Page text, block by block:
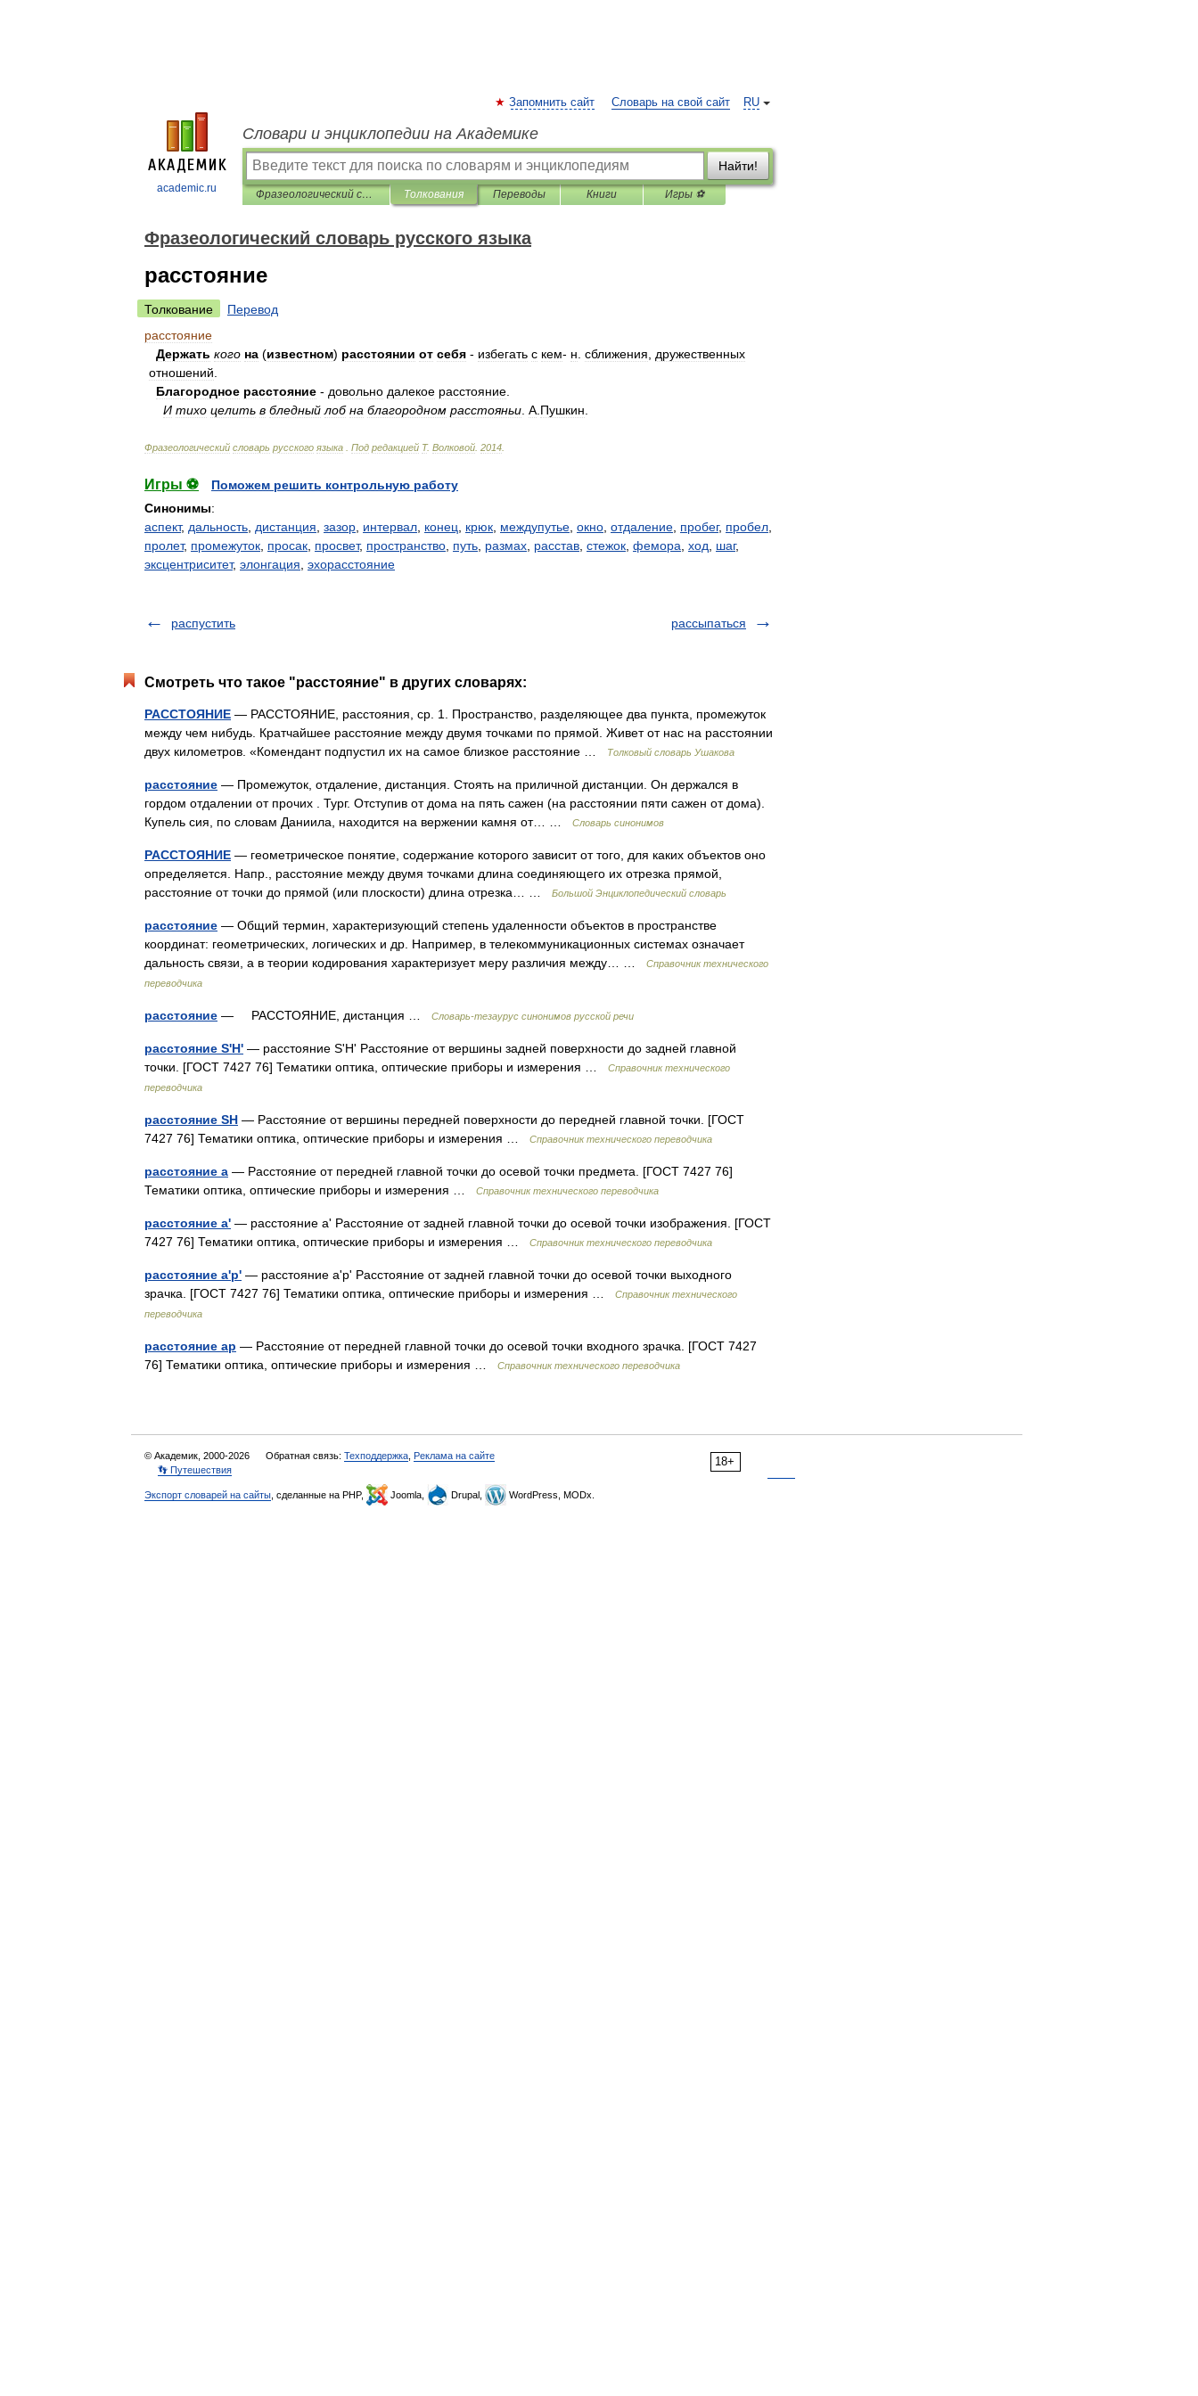
academic.ru
RU
Запомнить сайт Словарь на свой сайт
Словари и энциклопедии на Академике
Найти!
Фразеологический словарь русского языка Толкования Переводы Книги Игры ⚽
Фразеологический словарь русского языка
расстояние
Толкование
Перевод
расстояние
Держать кого на (известном) расстоянии от себя - избегать с кем- н сближения
дружественных
отношений
Благородное расстояние - довольно далекое расстояние
И тихо целить в бледный лоб на благородном расстояньи А Пушкин
Фразеологический словарь русского языка Под редакцией Т. Волковой 2014
Игры ⚽
Поможем решить контрольную работу
Синонимы:
аспект, дальность дистанция зазор интервал конец крюк междупутье окно отдаление пробег, пробел
пролет, промежуток просак просвет, пространство путь размах расстав стежок фемора ход шаг,
эксцентриситет, элонгация эхорасстояние
распустить рассыпаться
Смотреть что такое "расстояние" в других словарях:
РАССТОЯНИЕ — РАССТОЯНИЕ, расстояния, ср. 1. Пространство, разделяющее два пункта, промежуток
между чем нибудь. Кратчайшее расстояние между двумя точками по прямой. Живет от нас на расстоянии
двух километров. «Комендант подпустил их на самое близкое расстояние …
Толковый словарь Ушакова
расстояние — Промежуток, отдаление, дистанция. Стоять на приличной дистанции. Он держался в
гордом отдалении от прочих . Тург. Отступив от дома на пять сажен (на расстоянии пяти сажен от дома).
Купель сия, по словам Даниила, находится на вержении камня от… …
Словарь синонимов
РАССТОЯНИЕ — геометрическое понятие, содержание которого зависит от того, для каких объектов оно
определяется. Напр., расстояние между двумя точками длина соединяющего их отрезка прямой,
расстояние от точки до прямой (или плоскости) длина отрезка… …
Большой Энциклопедический словарь
расстояние — Общий термин, характеризующий степень удаленности объектов в пространстве
координат: геометрических, логических и др. Например, в телекоммуникационных системах означает
дальность связи, а в теории кодирования характеризует меру различия между… …
Справочник технического
переводчика
расстояние — РАССТОЯНИЕ, дистанция … Словарь-тезаурус синонимов русской речи
расстояние S'H' — расстояние S'H' Расстояние от вершины задней поверхности до задней главной
точки. [ГОСТ 7427 76] Тематики оптика, оптические приборы и измерения …
Справочник технического
переводчика
расстояние SH — Расстояние от вершины передней поверхности до передней главной точки. [ГОСТ
7427 76] Тематики оптика, оптические приборы и измерения …
Справочник технического переводчика
расстояние a — Расстояние от передней главной точки до осевой точки предмета. [ГОСТ 7427 76]
Тематики оптика, оптические приборы и измерения …
Справочник технического переводчика
расстояние a' — расстояние a' Расстояние от задней главной точки до осевой точки изображения. [ГОСТ
7427 76] Тематики оптика, оптические приборы и измерения …
Справочник технического переводчика
расстояние a'p' — расстояние a'p' Расстояние от задней главной точки до осевой точки выходного
зрачка. [ГОСТ 7427 76] Тематики оптика, оптические приборы и измерения …
Справочник технического
переводчика
расстояние ap — Расстояние от передней главной точки до осевой точки входного зрачка. [ГОСТ 7427
76] Тематики оптика, оптические приборы и измерения …
Справочник технического переводчика
18+
© Академик, 2000-2026 Обратная связь: Техподдержка Реклама на сайте
👣 Путешествия
Экспорт словарей на сайты , сделанные на PHP, Joomla, Drupal, WordPress, MODx.